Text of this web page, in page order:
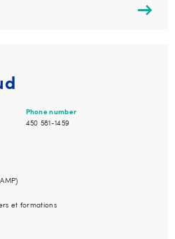
Phone number
450 581-1459
et formations